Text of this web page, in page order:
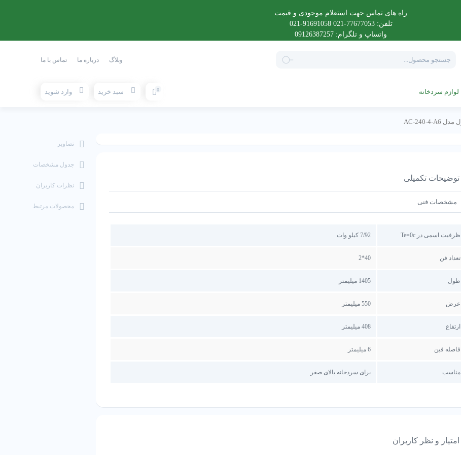
راه های تماس جهت استعلام موجودی و قیمت
تلفن: 77677053-021 91691058-021
واتساپ و تلگرام: 09126387257
search
وبلاگ درباره ما تماس با ما
لوازم سردخانه 0 سبد خرید وارد شوید
توضیحات تکمیلی
مشخصات فنی
ظرفیت اسمی در Te=0c 7/92 کیلو وات
تعداد فن 40*2
طول 1405 میلیمتر
عرض 550 میلیمتر
ارتفاع 408 میلیمتر
فاصله فین 6 میلیمتر
مناسب برای سردخانه بالای صفر
امتیاز و نظر کاربران
تصاویر
جدول مشخصات
نظرات کاربران
محصولات مرتبط